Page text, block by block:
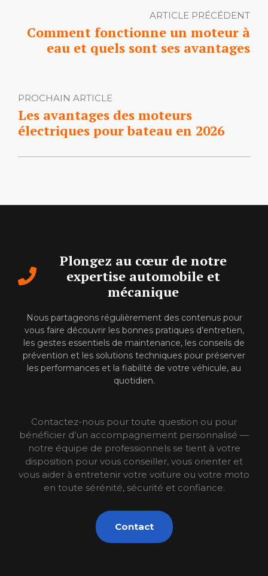
ARTICLE PRÉCÉDENT
Comment fonctionne un moteur à
eau et quels sont ses avantages
PROCHAIN ARTICLE
Les avantages des moteurs
électriques pour bateau en 2026
Plongez au cœur de notre
expertise automobile et
mécanique
Nous partageons régulièrement des contenus pour
vous faire découvrir les bonnes pratiques d’entretien,
les gestes essentiels de maintenance, les conseils de
prévention et les solutions techniques pour préserver
les performances et la fiabilité de votre véhicule, au
quotidien.
Contactez-nous pour toute question ou pour
bénéficier d’un accompagnement personnalisé —
notre équipe de professionnels se tient à votre
disposition pour vous conseiller, vous orienter et
vous aider à entretenir votre voiture ou votre moto
en toute sérénité, sécurité et confiance.
Contact